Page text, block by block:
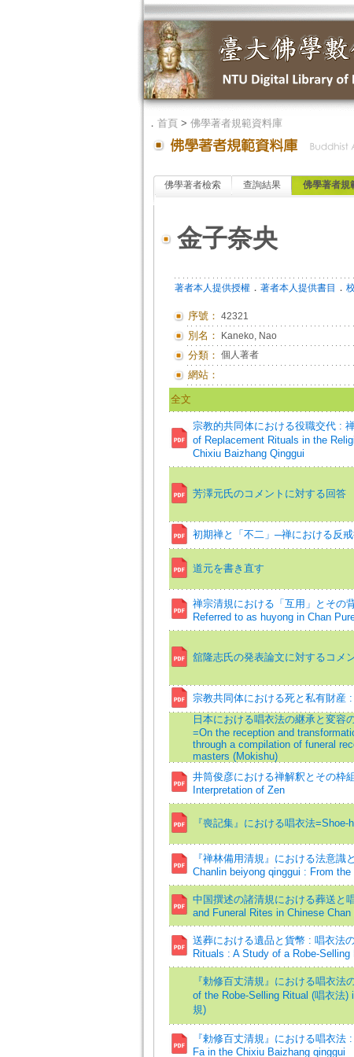
． 首頁> 佛學著者規範資料庫
佛學著者檢索 查詢結果 佛學著者規
金子奈央
著者本人提供授權． 著者本人提供書目 ．
序號： 42321
別名： Kaneko, Nao
分類： 個人著者
網站：
全文
宗教的共同体における役職交代 :
of Replacement Rituals in the
Chixiu Baizhang Qinggui
芳澤元氏のコメントに対する回答
初期禅と「不二」─禅における反
道元を書き直す
禅宗清規における「互用」とその
Referred to as huyong in Chan
舘隆志氏の発表論文に対するコメ
宗教共同体における死と私有財産
日本における唱衣法の継承と変容
=On the reception and
through a compilation of funeral
masters (Mokishu)
井筒俊彦における禅解釈とその枠
Interpretation of Zen
『喪記集』における唱衣法
『禅林備用清規』における法意
Chanlin beiyong qinggui : From
中国撰述の諸清規における葬送と
and Funeral Rites in Chinese Chan
送葬における遺品と貨幣 : 唱衣法
Rituals : A Study of a Robe-
『勅修百丈清規』における唱衣
of the Robe-Selling Ritual (唱衣法
規)
『勅修百丈清規』における唱衣
Fa in the Chixiu Baizhang qinggui